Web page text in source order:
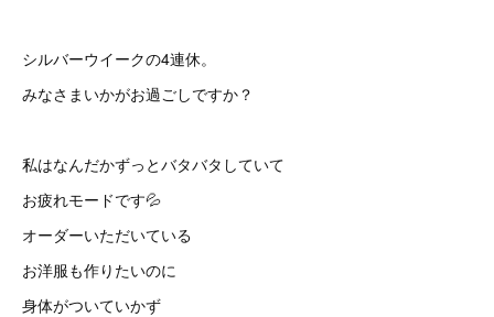
シルバーウイークの4連休。
みなさまいかがお過ごしですか？
私はなんだかずっとバタバタしていて
お疲れモードです💦
オーダーいただいている
お洋服も作りたいのに
身体がついていかず